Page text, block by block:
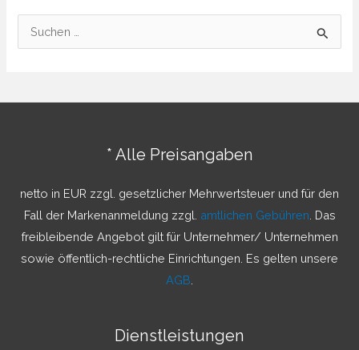
u
h
* Alle Preisangaben
netto in EUR zzgl. gesetzlicher Mehrwertsteuer und für den
Fall der Markenanmeldung zzgl. amtlichen Gebühren . Das
freibleibende Angebot gilt für Unternehmer/ Unternehmen
sowie öffentlich-rechtliche Einrichtungen. Es gelten unsere
AGB
Dienstleistungen